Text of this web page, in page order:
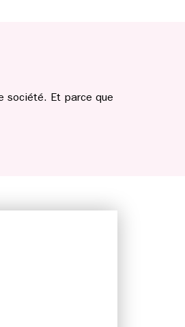
société. Et parce que